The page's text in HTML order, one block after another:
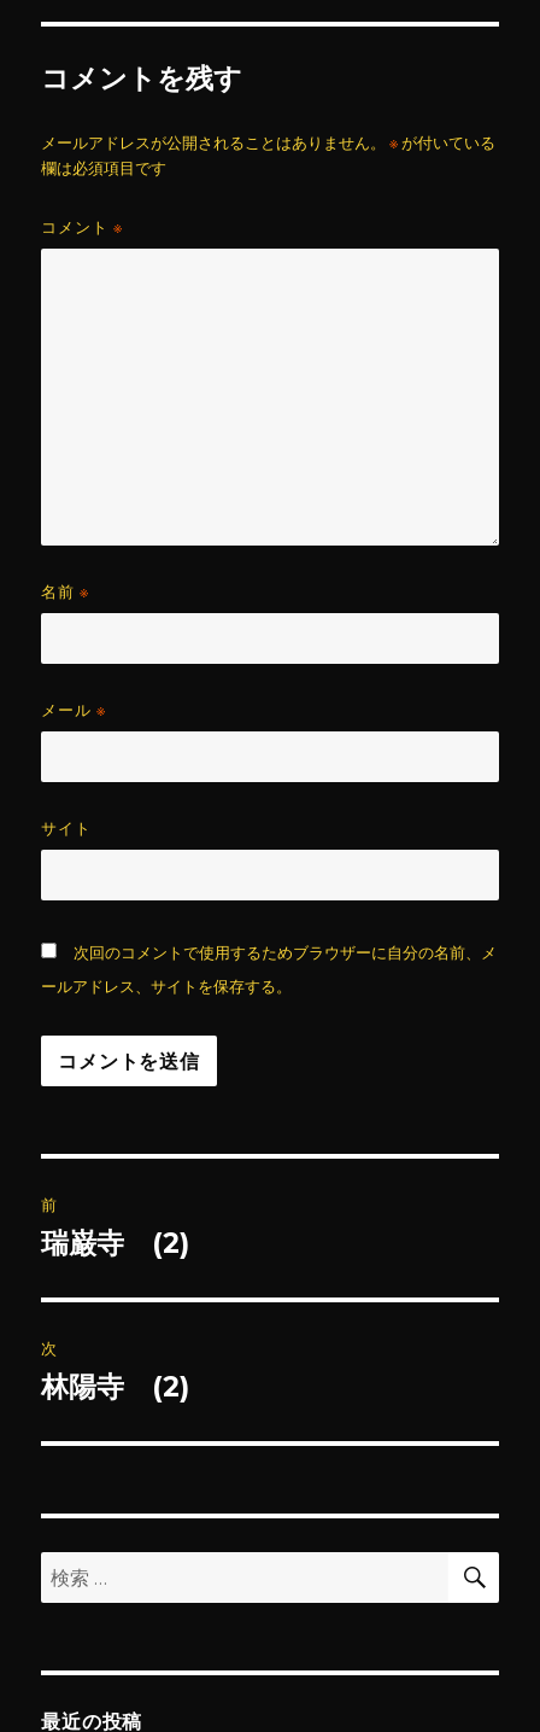
コメントを残す
メールアドレスが公開されることはありません。 ※が付いている
欄は必須項目です
コメント※
名前※
メール※
サイト
次回のコメントで使用するためブラウザーに自分の名前、メ
ールアドレス、サイトを保存する。
稿
ビ
ゲ
ー
ン
前
前
投
稿:
瑞巌寺 (2)
次
次
投
林陽寺 (2)
検
索:
検
最近の投稿